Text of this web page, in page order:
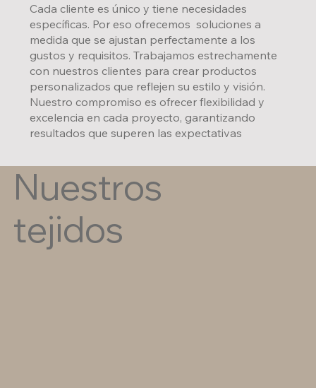
Cada cliente es único y tiene necesidades
específicas. Por eso ofrecemos soluciones a
medida que se ajustan perfectamente a los
gustos y requisitos. Trabajamos estrechamente
con nuestros clientes para crear productos
personalizados que reflejen su estilo y visión.
Nuestro compromiso es ofrecer flexibilidad y
excelencia en cada proyecto, garantizando
resultados que superen las expectativas
Nuestros
tejidos